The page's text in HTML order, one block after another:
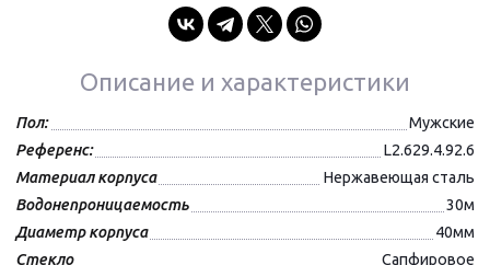
Описание и характеристики
Пол:
Мужские
Референс:
L2.629.4.92.6
Материал корпуса
Нержавеющая сталь
Водонепроницаемость
30м
Диаметр корпуса
40мм
Стекло
Сапфировое